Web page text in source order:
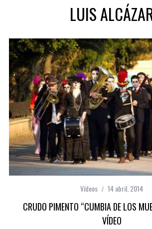
LUIS
Vídeos 14 abril, 2014
CRUDO PIMENTO “CUMBIA DE LOS
VÍDEO